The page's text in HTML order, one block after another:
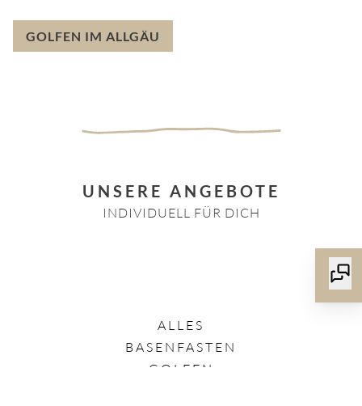
GOLFEN IM ALLGÄU
UNSERE ANGEBOTE
INDIVIDUELL FÜR DICH
ALLES
BASENFASTEN
GOLFEN